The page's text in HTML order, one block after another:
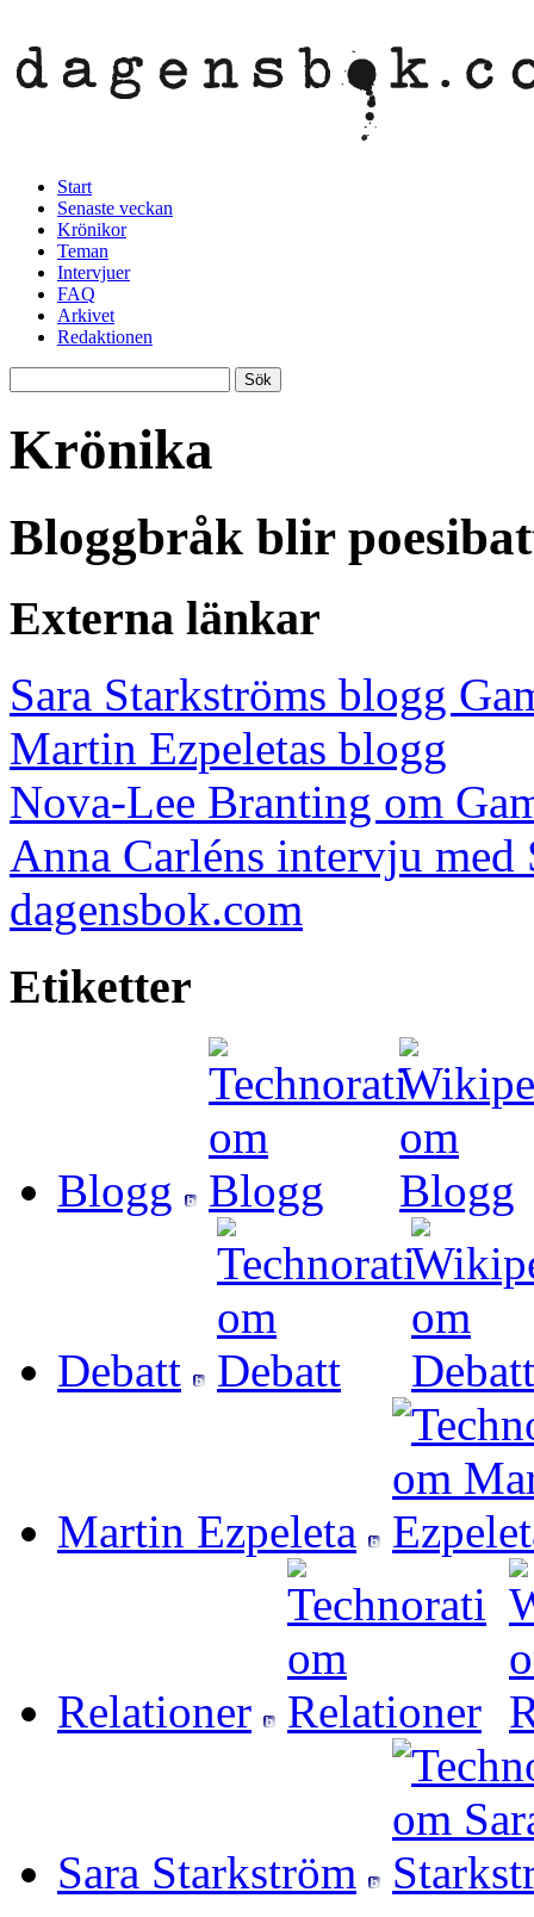
Start
Senaste veckan
Krönikor
Teman
Intervjuer
FAQ
Arkivet
Redaktionen
Krönika
Bloggbråk blir
Externa länkar
Sara Starkströms blogg
Martin Ezpeletas blogg
Nova-Lee Branting om
Anna Carléns intervju med
dagensbok.com
Etiketter
Blogg
Debatt
Martin Ezpeleta
Relationer
Sara Starkström